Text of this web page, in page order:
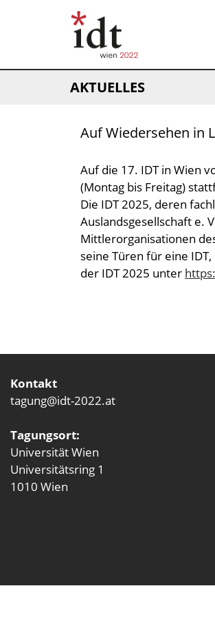
AKTUELLES
Auf Wiedersehen in
Auf die 17. IDT in Wien
(Montag bis Freitag)
Die IDT 2025, deren
Auslandsgesellschaft e.
Mittlerorganisationen
seine Türen für eine
der IDT 2025 unter
Kontakt
tagung@idt-2022.at
Tagungsort:
Universität Wien
Universitätsring 1
1010 Wien